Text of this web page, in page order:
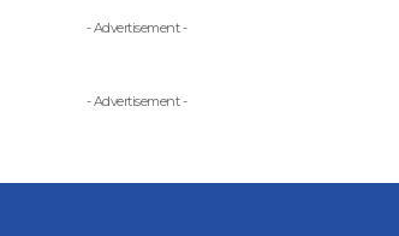
- Advertisement -
- Advertisement -